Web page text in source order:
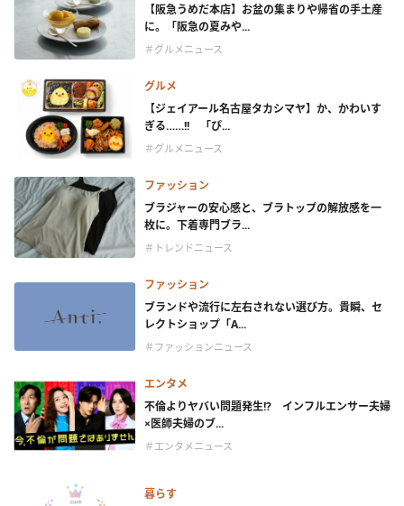
【阪急うめだ本店】お盆の集まりや帰省の手土産
に。「阪急の夏みや...
＃グルメニュース
グルメ
【ジェイアール名古屋タカシマヤ】か、かわいす
ぎる……!! 「ぴ...
＃グルメニュース
ファッション
ブラジャーの安心感と、ブラトップの解放感を一
枚に。下着専門ブラ...
＃トレンドニュース
ファッション
ブランドや流行に左右されない選び方。貴瞬、セ
レクトショップ「A...
＃ファッションニュース
エンタメ
不倫よりヤバい問題発生!? インフルエンサー夫婦
×医師夫婦のブ...
＃エンタメニュース
暮らす